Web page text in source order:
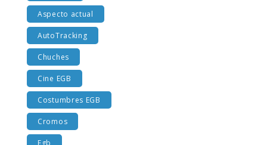
Aspecto actual
AutoTracking
Chuches
Cine EGB
Costumbres EGB
Cromos